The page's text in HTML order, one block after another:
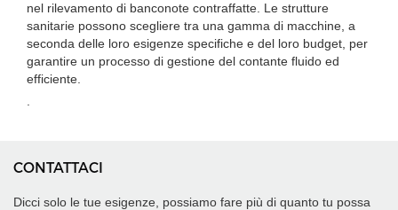
nel rilevamento di banconote contraffatte. Le strutture
sanitarie possono scegliere tra una gamma di macchine, a
seconda delle loro esigenze specifiche e del loro budget, per
garantire un processo di gestione del contante fluido ed
efficiente.
CONTATTACI
Dicci solo le tue esigenze, possiamo fare più di quanto tu possa